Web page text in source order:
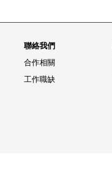
聯絡我們
合作相關
工作職缺